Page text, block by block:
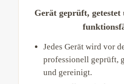
Gerät geprüft,
Jedes Gerät wird vor
professionell geprüft,
und gereinigt.